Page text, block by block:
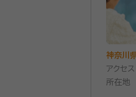
横浜市
続放棄
です。
資格等：
神奈川
アクセス
所在地